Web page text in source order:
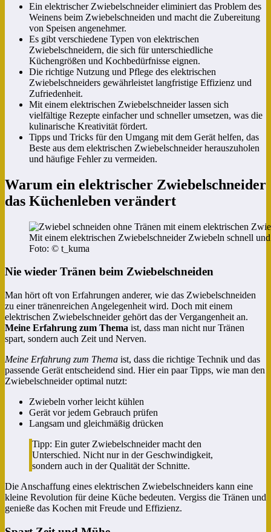
Ein elektrischer Zwiebelschneider eliminiert das Problem des
Weinens beim Zwiebelschneiden und macht die Zubereitung
von Speisen angenehmer.
Es gibt verschiedene Typen von elektrischen
Zwiebelschneidern, die sich für unterschiedliche
Küchengrößen und Kochbedürfnisse eignen.
Die richtige Nutzung und Pflege des elektrischen
Zwiebelschneiders gewährleistet langfristige Effizienz und
Zufriedenheit.
Mit einem elektrischen Zwiebelschneider lassen sich
vielfältige Rezepte einfacher und schneller umsetzen, was die
kulinarische Kreativität fördert.
Tipps und Tricks für den Umgang mit dem Gerät helfen, das
Beste aus dem elektrischen Zwiebelschneider herauszuholen
und häufige Fehler zu vermeiden.
Warum ein elektrischer Zwiebelschneider
das Küchenleben verändert
Mit einem elektrischen Zwiebelschneider Zwiebeln schnell
Foto: © t_kuma
Nie wieder Tränen beim Zwiebelschneiden
Man hört oft von Erfahrungen anderer, wie das Zwiebelschneiden
zu einer tränenreichen Angelegenheit wird. Doch mit einem
elektrischen Zwiebelschneider gehört das der Vergangenheit an.
Meine Erfahrung zum Thema ist, dass man nicht nur Tränen
spart, sondern auch Zeit und Nerven.
Meine Erfahrung zum Thema ist, dass die richtige Technik und das
passende Gerät entscheidend sind. Hier ein paar Tipps, wie man den
Zwiebelschneider optimal nutzt:
Zwiebeln vorher leicht kühlen
Gerät vor jedem Gebrauch prüfen
Langsam und gleichmäßig drücken
Tipp: Ein guter Zwiebelschneider macht den
Unterschied. Nicht nur in der Geschwindigkeit,
sondern auch in der Qualität der Schnitte.
Die Anschaffung eines elektrischen Zwiebelschneiders kann eine
kleine Revolution für deine Küche bedeuten. Vergiss die Tränen und
genieße das Kochen mit Freude und Effizienz.